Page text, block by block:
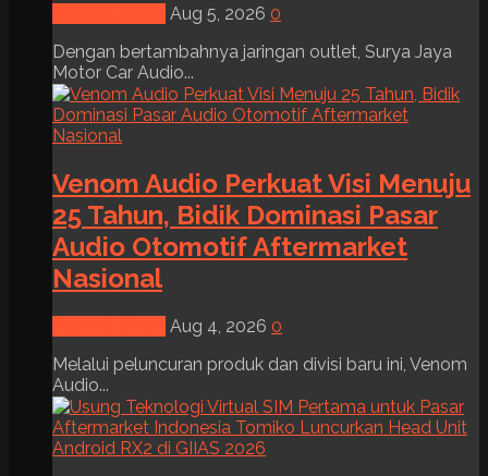
Aug 5, 2026 0
Dengan bertambahnya jaringan outlet, Surya Jaya
Motor Car Audio...
Venom Audio Perkuat Visi Menuju
25 Tahun, Bidik Dominasi Pasar
Audio Otomotif Aftermarket
Nasional
Aug 4, 2026 0
Melalui peluncuran produk dan divisi baru ini, Venom
Audio...